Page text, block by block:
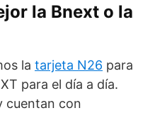
la Bnext o la
la tarjeta N26 para
para el día a día.
cuentan con